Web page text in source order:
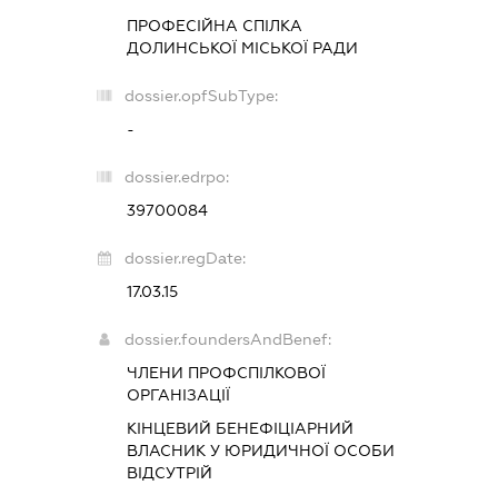
ПРОФЕСІЙНА СПІЛКА
ДОЛИНСЬКОЇ МІСЬКОЇ РАДИ
dossier.opfSubType:
-
dossier.edrpo:
39700084
dossier.regDate:
17.03.15
dossier.foundersAndBenef:
ЧЛЕНИ ПРОФСПІЛКОВОЇ
ОРГАНІЗАЦІЇ
КІНЦЕВИЙ БЕНЕФІЦІАРНИЙ
ВЛАСНИК У ЮРИДИЧНОЇ ОСОБИ
ВІДСУТРІЙ